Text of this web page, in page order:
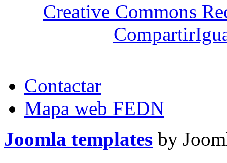
Creative Commons
Contactar
Mapa web FEDN
Joomla templates by